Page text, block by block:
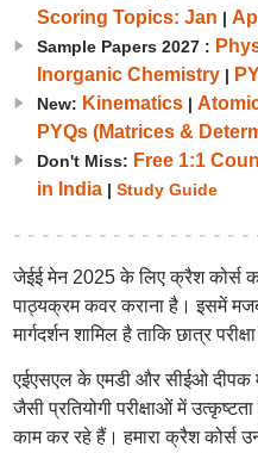
Scoring Topics: Jan |
Sample Papers 2027 :
Inorganic Chemistry|
New: Kinematics|
PYQs (Matrices &
Don't Miss: Free 1:1
in India| Study Guide
जेईई मेन 2025 के लिए क्रैश कोर्स
पाठ्यक्रम कवर कराना है। इसमें
मार्गदर्शन शामिल है ताकि छात्र
एईएसएल के एमडी और सीईओ दीपक
जैसी प्रतियोगी परीक्षाओं में
काम कर रहे हैं। हमारा क्रैश कोर्स